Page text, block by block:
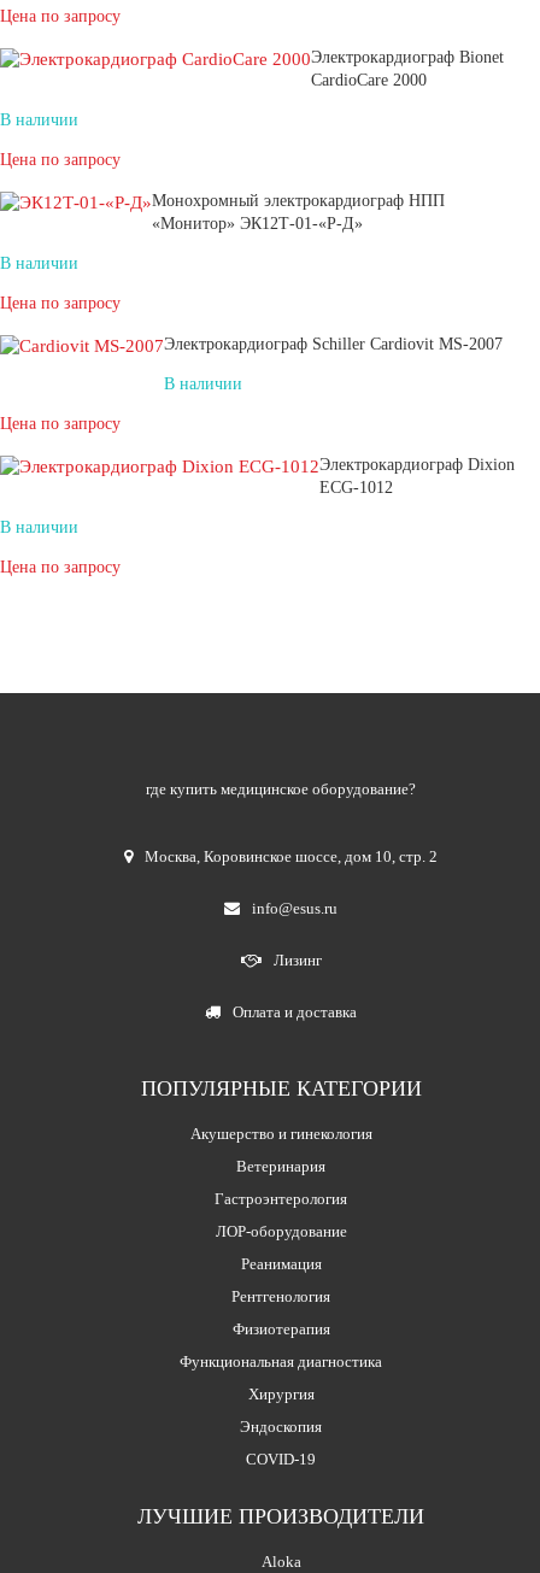
Цена по запросу
Электрокардиограф Bionet
CardioCare 2000
В наличии
Цена по запросу
Монохромный электрокардиограф НПП
«Монитор» ЭК12Т-01-«Р-Д»
В наличии
Цена по запросу
Электрокардиограф Schiller Cardiovit MS-2007
В наличии
Цена по запросу
Электрокардиограф Dixion
ECG-1012
В наличии
Цена по запросу
где купить медицинское оборудование?
Москва,Коровинское шоссе, дом 10, стр. 2
info@esus.ru
Лизинг
Оплата и доставка
ПОПУЛЯРНЫЕ КАТЕГОРИИ
Акушерство и гинекология
Ветеринария
Гастроэнтерология
ЛОР-оборудование
Реанимация
Рентгенология
Физиотерапия
Функциональная диагностика
Хирургия
Эндоскопия
COVID-19
ЛУЧШИЕ ПРОИЗВОДИТЕЛИ
Aloka